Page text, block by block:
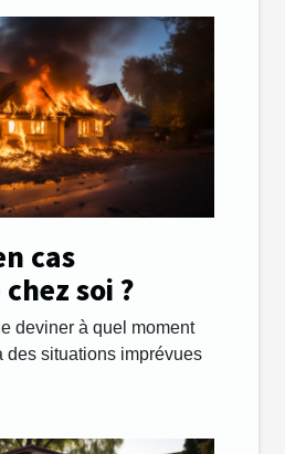
cas
soi ?
deviner à quel moment
des situations imprévues